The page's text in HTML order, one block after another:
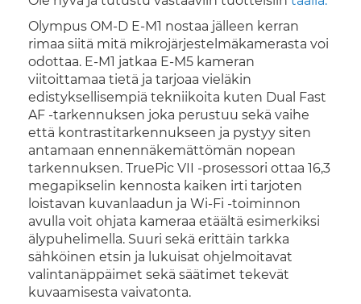
Olympus OM-D E-M1 nostaa jälleen kerran
rimaa siitä mitä mikrojärjestelmäkamerasta voi
odottaa. E-M1 jatkaa E-M5 kameran
viitoittamaa tietä ja tarjoaa vieläkin
edistyksellisempiä tekniikoita kuten Dual Fast
AF -tarkennuksen joka perustuu sekä vaihe
että kontrastitarkennukseen ja pystyy siten
antamaan ennennäkemättömän nopean
tarkennuksen. TruePic VII -prosessori ottaa 16,3
megapikselin kennosta kaiken irti tarjoten
loistavan kuvanlaadun ja Wi-Fi -toiminnon
avulla voit ohjata kameraa etäältä esimerkiksi
älypuhelimella. Suuri sekä erittäin tarkka
sähköinen etsin ja lukuisat ohjelmoitavat
valintanäppäimet sekä säätimet tekevät
kuvaamisesta vaivatonta.